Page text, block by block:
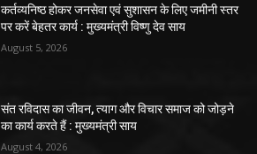
कर्तव्यनिष्ठ होकर जनसेवा एवं सुशासन के लिए जमीनी स्तर
पर करें बेहतर कार्य : मुख्यमंत्री विष्णु देव साय
August 5, 2026
संत रविदास का जीवन, त्याग और विचार समाज को जोड़ने
का कार्य करते हैं : मुख्यमंत्री साय
August 4, 2026